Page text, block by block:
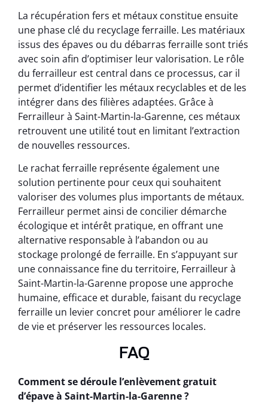
La récupération fers et métaux constitue ensuite
une phase clé du recyclage ferraille. Les matériaux
issus des épaves ou du débarras ferraille sont triés
avec soin afin d’optimiser leur valorisation. Le rôle
du ferrailleur est central dans ce processus, car il
permet d’identifier les métaux recyclables et de les
intégrer dans des filières adaptées. Grâce à
Ferrailleur à Saint-Martin-la-Garenne, ces métaux
retrouvent une utilité tout en limitant l’extraction
de nouvelles ressources.
Le rachat ferraille représente également une
solution pertinente pour ceux qui souhaitent
valoriser des volumes plus importants de métaux.
Ferrailleur permet ainsi de concilier démarche
écologique et intérêt pratique, en offrant une
alternative responsable à l’abandon ou au
stockage prolongé de ferraille. En s’appuyant sur
une connaissance fine du territoire, Ferrailleur à
Saint-Martin-la-Garenne propose une approche
humaine, efficace et durable, faisant du recyclage
ferraille un levier concret pour améliorer le cadre
de vie et préserver les ressources locales.
FAQ
Comment se déroule l’enlèvement gratuit
d’épave à Saint-Martin-la-Garenne ?